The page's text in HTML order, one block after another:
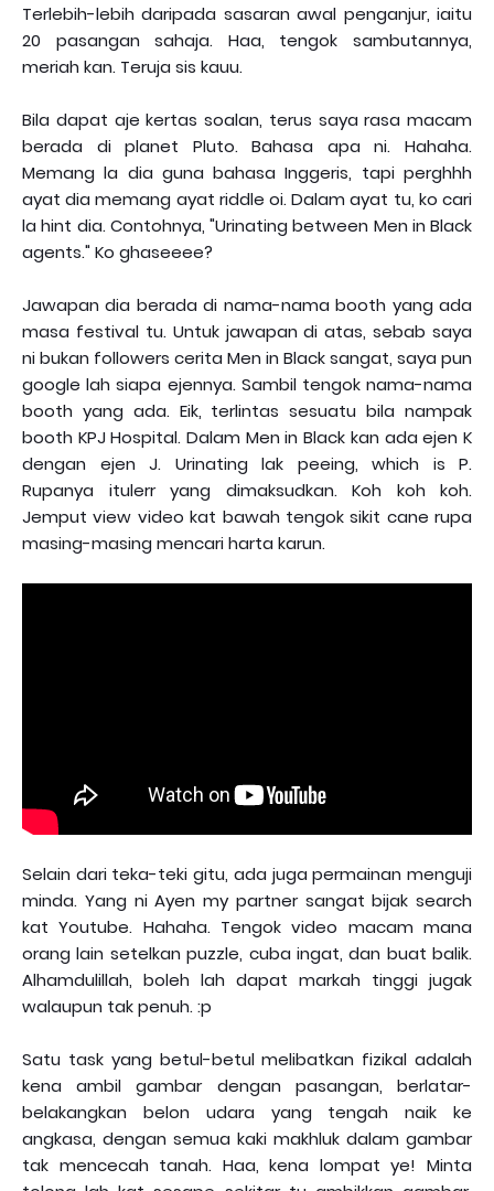
Terlebih-lebih daripada sasaran awal penganjur, iaitu
20 pasangan sahaja. Haa, tengok sambutannya,
meriah kan. Teruja sis kauu.
Bila dapat aje kertas soalan, terus saya rasa macam
berada di planet Pluto. Bahasa apa ni. Hahaha.
Memang la dia guna bahasa Inggeris, tapi perghhh
ayat dia memang ayat riddle oi. Dalam ayat tu, ko cari
la hint dia. Contohnya, "Urinating between Men in Black
agents." Ko ghaseeee?
Jawapan dia berada di nama-nama booth yang ada
masa festival tu. Untuk jawapan di atas, sebab saya
ni bukan followers cerita Men in Black sangat, saya pun
google lah siapa ejennya. Sambil tengok nama-nama
booth yang ada. Eik, terlintas sesuatu bila nampak
booth KPJ Hospital. Dalam Men in Black kan ada ejen K
dengan ejen J. Urinating lak peeing, which is P.
Rupanya itulerr yang dimaksudkan. Koh koh koh.
Jemput view video kat bawah tengok sikit cane rupa
masing-masing mencari harta karun.
Selain dari teka-teki gitu, ada juga permainan menguji
minda. Yang ni Ayen my partner sangat bijak search
kat Youtube. Hahaha. Tengok video macam mana
orang lain setelkan puzzle, cuba ingat, dan buat balik.
Alhamdulillah, boleh lah dapat markah tinggi jugak
walaupun tak penuh. :p
Satu task yang betul-betul melibatkan fizikal adalah
kena ambil gambar dengan pasangan, berlatar-
belakangkan belon udara yang tengah naik ke
angkasa, dengan semua kaki makhluk dalam gambar
tak mencecah tanah. Haa, kena lompat ye! Minta